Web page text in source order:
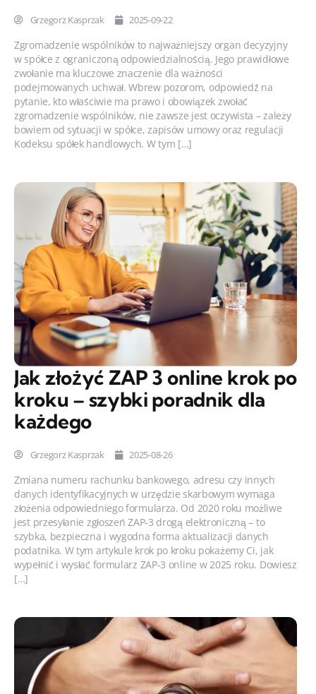
Grzegorz Kasprzak 2025-09-22
Zgromadzenie wspólników to najważniejszy organ decyzyjny
w spółce z ograniczoną odpowiedzialnością. Jego prawidłowe
zwołanie ma kluczowe znaczenie dla ważności
podejmowanych uchwał. Wbrew pozorom, odpowiedź na
pytanie, kto właściwie ma prawo i obowiązek zwołać
zgromadzenie wspólników, nie zawsze jest oczywista – zależy
bowiem od sytuacji w spółce, zapisów umowy oraz regulacji
Kodeksu spółek handlowych. W tym […]
Jak złożyć ZAP 3 online krok po
kroku – szybki poradnik dla
każdego
Grzegorz Kasprzak 2025-08-26
Zmiana numeru rachunku bankowego, adresu czy innych
danych identyfikacyjnych w urzędzie skarbowym wymaga
złożenia odpowiedniego formularza. Od 2020 roku możliwe
jest przesyłanie zgłoszeń ZAP-3 drogą elektroniczną – to
szybka, bezpieczna i wygodna forma aktualizacji danych
podatnika. W tym artykule krok po kroku pokażemy Ci, jak
wypełnić i wysłać formularz ZAP-3 online w 2025 roku. Dowiesz
[…]